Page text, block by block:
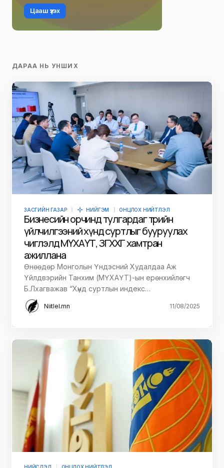
Цааш үзэх
ДАРАА НЬ УНШИХ
ЗАСГИЙН ГАЗАР НИЙГЭМ ОНЦЛОХ НИЙТЛЭЛ
Бизнесийн орчинд тулгардаг төрийн
үйлчилгээний хүнд суртлыг бууруулах
чиглэлд МҮХАҮТ, ЗГХХГ хамтран
ажиллана
Өнөөдөр Монголын Үндэсний Худалдаа Аж
Үйлдвэрийн Танхим (МҮХАҮТ)-ын ерөнхийлөгч
Б.Лхагважав “Хүнд суртлын индекс…
Niitlel.mn 11/08/2025